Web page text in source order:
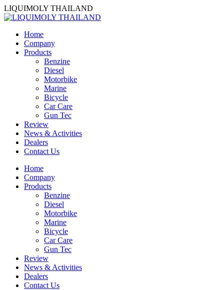
Skip
to
LIQUIMOLY THAILAND
Home
Company
Products
Benzine
Diesel
Motorbike
Marine
Bicycle
Car Care
Gun Tec
Review
News & Activities
Dealers
Contact Us
Home
Company
Products
Benzine
Diesel
Motorbike
Marine
Bicycle
Car Care
Gun Tec
Review
News & Activities
Dealers
Contact Us